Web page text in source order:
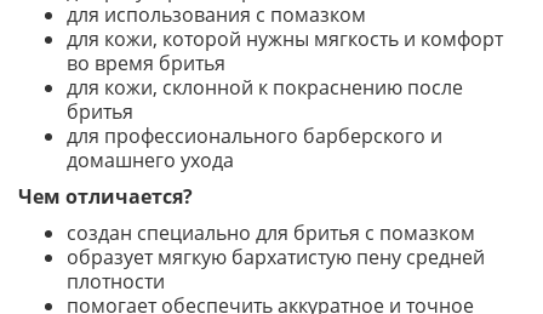
для использования с помазком
для кожи, которой нужны мягкость и комфорт
во время бритья
для кожи, склонной к покраснению после
бритья
для профессионального барберского и
домашнего ухода
Чем отличается?
создан специально для бритья с помазком
образует мягкую бархатистую пену средней
плотности
помогает обеспечить аккуратное и точное